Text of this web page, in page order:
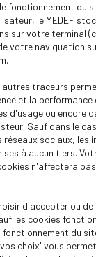
et PME
une
:
des
capacité
faciliter
les
fonctionnement du
le MEDEF
sur votre terminal
votre naviguation
traceurs
et la
d'usage ou encore
Sauf dans le
réseaux sociaux, les
à aucun tiers.
n'affectera
d'accepter ou de
les cookies
fonctionnement du
choix' vous